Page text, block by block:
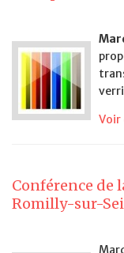
Voir
Conférence de
Romilly-sur-